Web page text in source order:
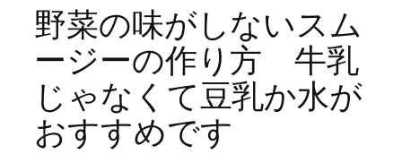
野菜の味がしないスム
ージーの作り方 牛乳
じゃなくて豆乳か水が
おすすめです